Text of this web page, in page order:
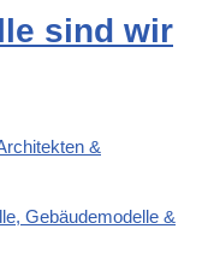
sind wir
&
Gebäudemodelle &